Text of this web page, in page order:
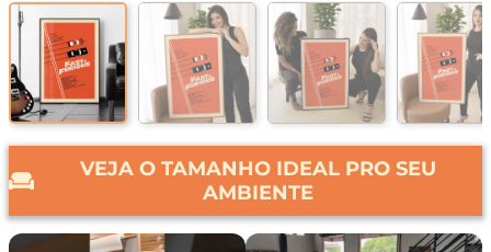
VEJA O TAMANHO IDEAL PRO SEU
AMBIENTE